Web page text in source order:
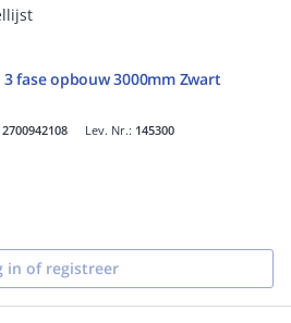
fase opbouw 3000mm Zwart
2700942108 Lev. Nr.: 145300
in of registreer